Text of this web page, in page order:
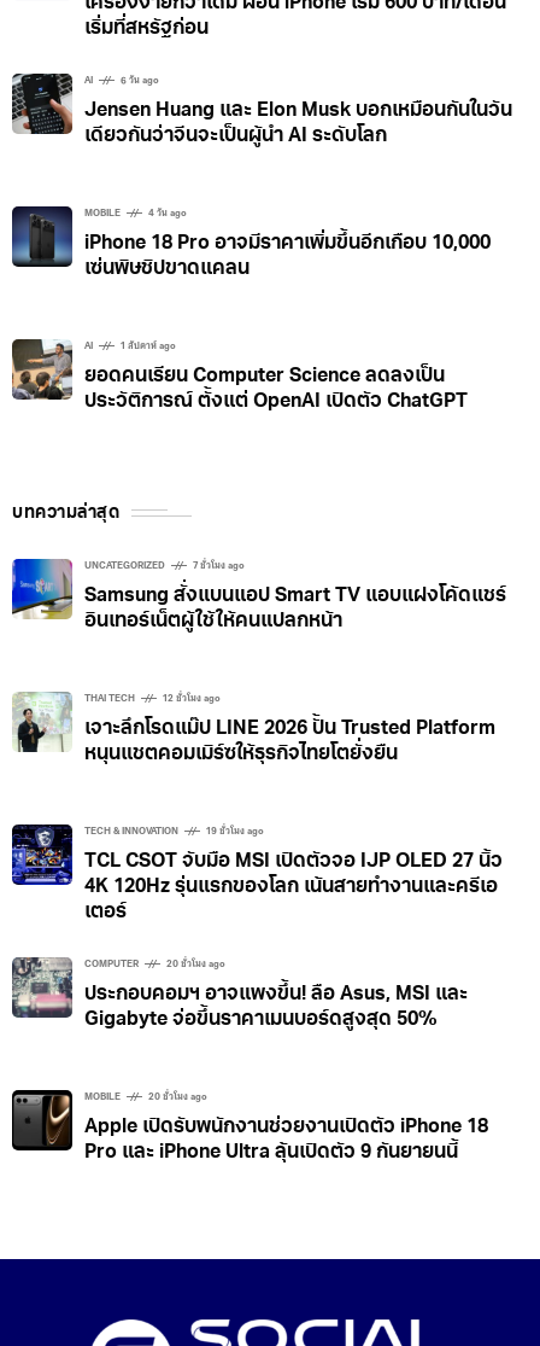
เริ่มที่สหรัฐก่อน
AI 6 วัน ago
Jensen Huang และ Elon Musk บอกเหมือนกันในวัน
เดียวกันว่าจีนจะเป็นผู้นำ AI ระดับโลก
MOBILE 4 วัน ago
iPhone 18 Pro อาจมีราคาเพิ่มขึ้นอีกเกือบ 10,000
เซ่นพิษชิปขาดแคลน
AI 1 สัปดาห์ ago
ยอดคนเรียน Computer Science ลดลงเป็น
ประวัติการณ์ ตั้งแต่ OpenAI เปิดตัว ChatGPT
บทความล่าสุด
UNCATEGORIZED 7 ชั่วโมง ago
Samsung สั่งแบนแอป Smart TV แอบแฝงโค้ดแชร์
อินเทอร์เน็ตผู้ใช้ให้คนแปลกหน้า
THAI TECH 12 ชั่วโมง ago
เจาะลึกโรดแม๊ป LINE 2026 ปั้น Trusted Platform
หนุนแชตคอมเมิร์ซให้ธุรกิจไทยโตยั่งยืน
TECH & INNOVATION 19 ชั่วโมง ago
TCL CSOT จับมือ MSI เปิดตัวจอ IJP OLED 27 นิ้ว
4K 120Hz รุ่นแรกของโลก เน้นสายทำงานและครีเอ
เตอร์
COMPUTER 20 ชั่วโมง ago
ประกอบคอมฯ อาจแพงขึ้น! ลือ Asus, MSI และ
Gigabyte จ่อขึ้นราคาเมนบอร์ดสูงสุด 50%
MOBILE 20 ชั่วโมง ago
Apple เปิดรับพนักงานช่วยงานเปิดตัว iPhone 18
Pro และ iPhone Ultra ลุ้นเปิดตัว 9 กันยายนนี้